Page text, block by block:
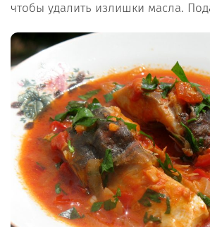
чтобы удалить излишки масла.